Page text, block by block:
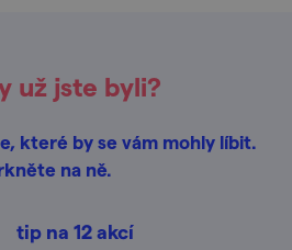
už jste byli?
které by se vám mohly líbit.
na ně.
tip na 12akcí